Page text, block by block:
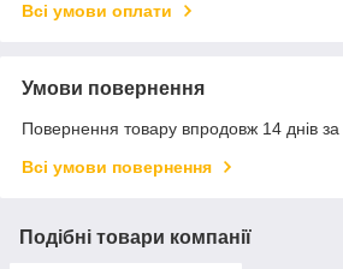
Всі умови оплати
Умови повернення
Повернення товару впродовж 14 днів
Всі умови повернення
Подібні товари компанії